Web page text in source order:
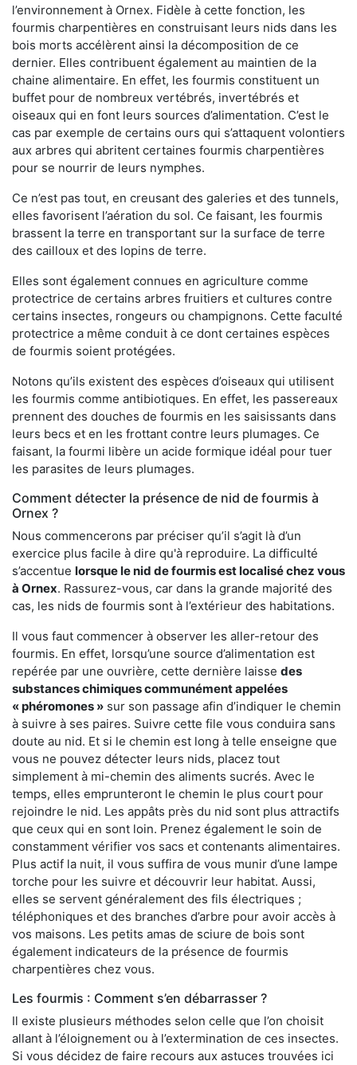
l’environnement à Ornex. Fidèle à cette fonction, les
fourmis charpentières en construisant leurs nids dans les
bois morts accélèrent ainsi la décomposition de ce
dernier. Elles contribuent également au maintien de la
chaine alimentaire. En effet, les fourmis constituent un
buffet pour de nombreux vertébrés, invertébrés et
oiseaux qui en font leurs sources d’alimentation. C’est le
cas par exemple de certains ours qui s’attaquent volontiers
aux arbres qui abritent certaines fourmis charpentières
pour se nourrir de leurs nymphes.
Ce n’est pas tout, en creusant des galeries et des tunnels,
elles favorisent l’aération du sol. Ce faisant, les fourmis
brassent la terre en transportant sur la surface de terre
des cailloux et des lopins de terre.
Elles sont également connues en agriculture comme
protectrice de certains arbres fruitiers et cultures contre
certains insectes, rongeurs ou champignons. Cette faculté
protectrice a même conduit à ce dont certaines espèces
de fourmis soient protégées.
Notons qu’ils existent des espèces d’oiseaux qui utilisent
les fourmis comme antibiotiques. En effet, les passereaux
prennent des douches de fourmis en les saisissants dans
leurs becs et en les frottant contre leurs plumages. Ce
faisant, la fourmi libère un acide formique idéal pour tuer
les parasites de leurs plumages.
Comment détecter la présence de nid de fourmis à
Ornex ?
Nous commencerons par préciser qu’il s’agit là d’un
exercice plus facile à dire qu'à reproduire. La difficulté
s’accentue lorsque le nid de fourmis est localisé chez vous
à Ornex. Rassurez-vous, car dans la grande majorité des
cas, les nids de fourmis sont à l’extérieur des habitations.
Il vous faut commencer à observer les aller-retour des
fourmis. En effet, lorsqu’une source d’alimentation est
repérée par une ouvrière, cette dernière laisse des
substances chimiques communément appelées
« phéromones » sur son passage afin d’indiquer le chemin
à suivre à ses paires. Suivre cette file vous conduira sans
doute au nid. Et si le chemin est long à telle enseigne que
vous ne pouvez détecter leurs nids, placez tout
simplement à mi-chemin des aliments sucrés. Avec le
temps, elles emprunteront le chemin le plus court pour
rejoindre le nid. Les appâts près du nid sont plus attractifs
que ceux qui en sont loin. Prenez également le soin de
constamment vérifier vos sacs et contenants alimentaires.
Plus actif la nuit, il vous suffira de vous munir d’une lampe
torche pour les suivre et découvrir leur habitat. Aussi,
elles se servent généralement des fils électriques ;
téléphoniques et des branches d’arbre pour avoir accès à
vos maisons. Les petits amas de sciure de bois sont
également indicateurs de la présence de fourmis
charpentières chez vous.
Les fourmis : Comment s’en débarrasser ?
Il existe plusieurs méthodes selon celle que l’on choisit
allant à l’éloignement ou à l’extermination de ces insectes.
Si vous décidez de faire recours aux astuces trouvées ici